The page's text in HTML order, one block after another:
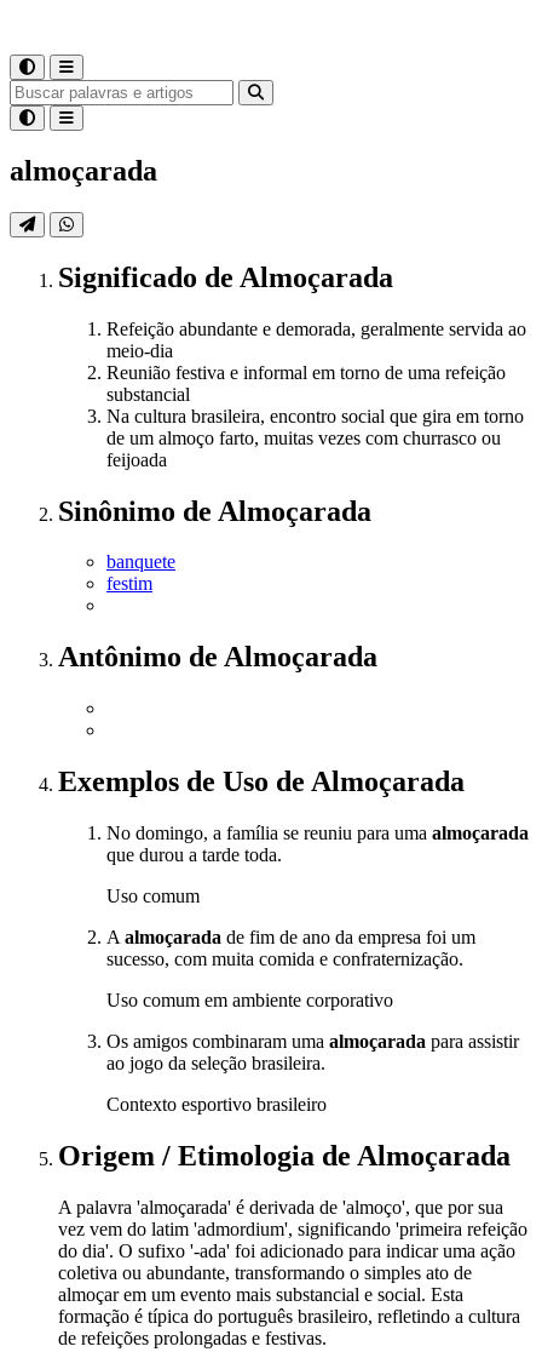
almoçarada
Significado de Almoçarada
Refeição abundante e demorada, geralmente servida ao
meio-dia
Reunião festiva e informal em torno de uma refeição
substancial
Na cultura brasileira, encontro social que gira em torno
de um almoço farto, muitas vezes com churrasco ou
feijoada
Sinônimo de Almoçarada
banquete
festim
Antônimo de Almoçarada
Exemplos de Uso de Almoçarada
No domingo, a família se reuniu para uma almoçarada
que durou a tarde toda.
Uso comum
A almoçarada de fim de ano da empresa foi um
sucesso, com muita comida e confraternização.
Uso comum em ambiente corporativo
Os amigos combinaram uma almoçarada para assistir
ao jogo da seleção brasileira.
Contexto esportivo brasileiro
Origem / Etimologia de Almoçarada
A palavra 'almoçarada' é derivada de 'almoço', que por sua
vez vem do latim 'admordium', significando 'primeira refeição
do dia'. O sufixo '-ada' foi adicionado para indicar uma ação
coletiva ou abundante, transformando o simples ato de
almoçar em um evento mais substancial e social. Esta
formação é típica do português brasileiro, refletindo a cultura
de refeições prolongadas e festivas.